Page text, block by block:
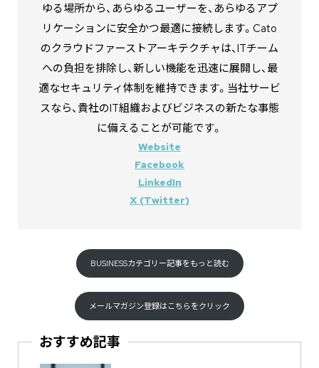
ゆる場所から、あらゆるユーザーを、あらゆるアプ
リケーションに安全かつ最適に接続します。Cato
のクラウドファーストアーキテクチャは、ITチーム
への負担を排除し、新しい機能を迅速に展開し、最
適なセキュリティ体制を維持できます。当社サービ
スなら、貴社のIT組織およびビジネスの新たな事態
に備えることが可能です。
Website
Facebook
LinkedIn
X (Twitter)
BUSINESSカテゴリー記事をもっと読む
メールマガジン登録はこちらをクリック
おすすめ記事